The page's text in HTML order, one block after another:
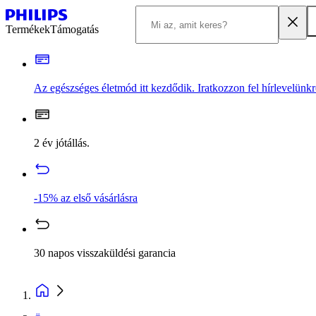
TermékekTámogatás
Az egészséges életmód itt kezdődik. Iratkozzon fel
2 év jótállás.
-15% az első vásárlásra
30 napos visszaküldési garancia